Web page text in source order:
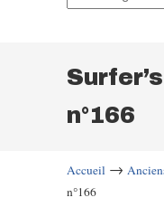
n°166
Accueil →
n°166